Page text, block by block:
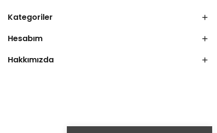
Kategoriler
Hesabım
Hakkımızda